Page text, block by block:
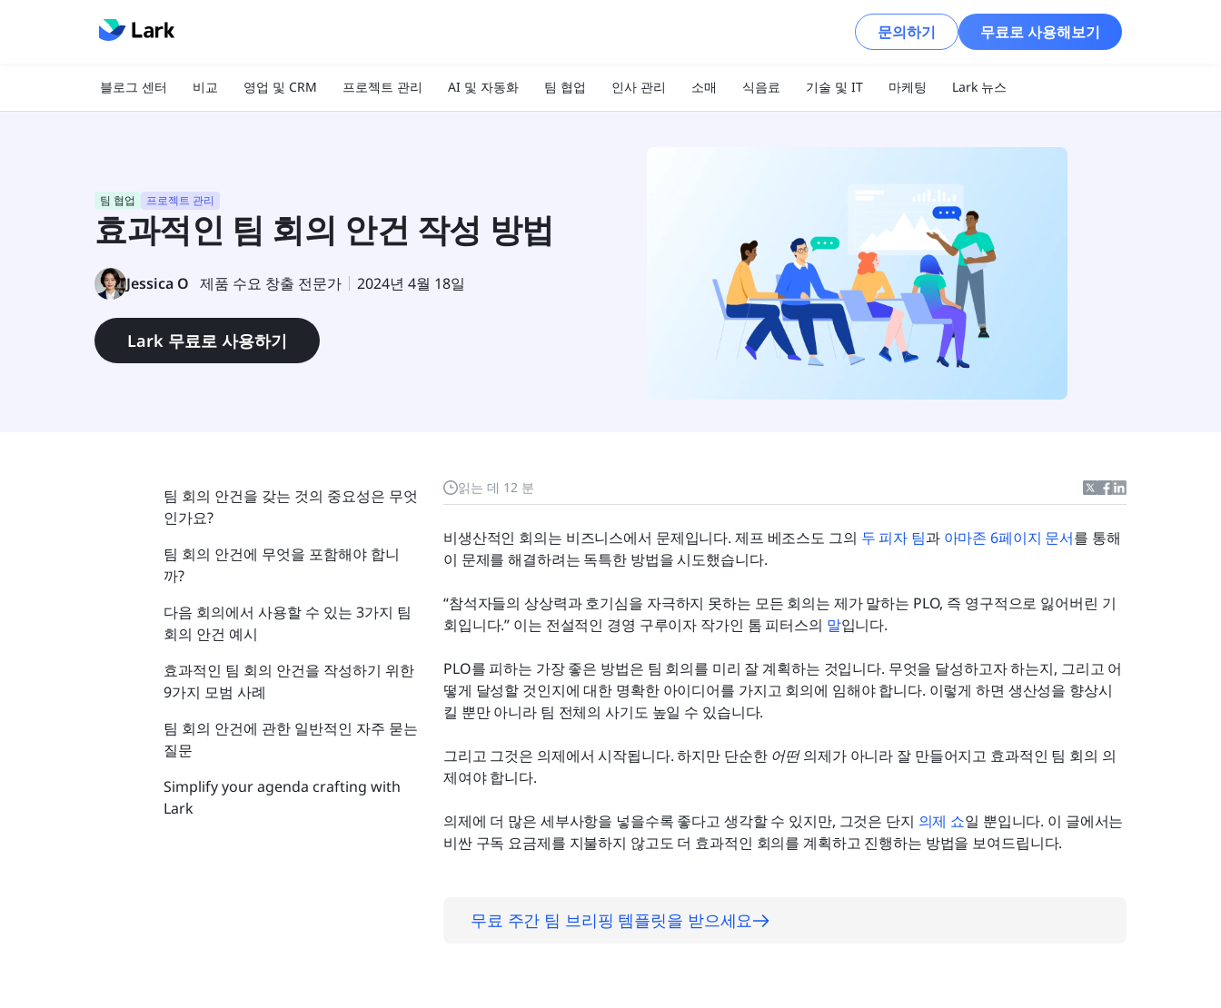
문의하기 무료로 사용해보기
블로그 센터 비교 영업 및 CRM 프로젝트 관리 AI 및 자동화 팀 협업 인사 관리 소매 식음료 기술 및 IT 마케팅 Lark 뉴스
팀 협업 프로젝트 관리
효과적인 팀 회의 안건 작성 방법
Jessica O 제품 수요 창출 전문가 2024년 4월 18일
Lark 무료로 사용하기
읽는 데 12 분
비생산적인 회의는 비즈니스에서 문제입니다. 제프 베조스도 그의 두 피자 팀과 아마존 6페이지 문서를 통해
이 문제를 해결하려는 독특한 방법을 시도했습니다.
“참석자들의 상상력과 호기심을 자극하지 못하는 모든 회의는 제가 말하는 PLO, 즉 영구적으로 잃어버린 기
회입니다.” 이는 전설적인 경영 구루이자 작가인 톰 피터스의 말입니다.
PLO를 피하는 가장 좋은 방법은 팀 회의를 미리 잘 계획하는 것입니다. 무엇을 달성하고자 하는지, 그리고 어
떻게 달성할 것인지에 대한 명확한 아이디어를 가지고 회의에 임해야 합니다. 이렇게 하면 생산성을 향상시
킬 뿐만 아니라 팀 전체의 사기도 높일 수 있습니다.
그리고 그것은 의제에서 시작됩니다. 하지만 단순한 어떤 의제가 아니라 잘 만들어지고 효과적인 팀 회의 의
제여야 합니다.
의제에 더 많은 세부사항을 넣을수록 좋다고 생각할 수 있지만, 그것은 단지 의제 쇼일 뿐입니다. 이 글에서는
비싼 구독 요금제를 지불하지 않고도 더 효과적인 회의를 계획하고 진행하는 방법을 보여드립니다.
무료 주간 팀 브리핑 템플릿을 받으세요
팀 회의 안건을 갖는 것의 중요성은 무엇
인가요?
팀 회의 안건에 무엇을 포함해야 합니
까?
다음 회의에서 사용할 수 있는 3가지 팀
회의 안건 예시
효과적인 팀 회의 안건을 작성하기 위한
9가지 모범 사례
팀 회의 안건에 관한 일반적인 자주 묻는
질문
Simplify your agenda crafting with
Lark